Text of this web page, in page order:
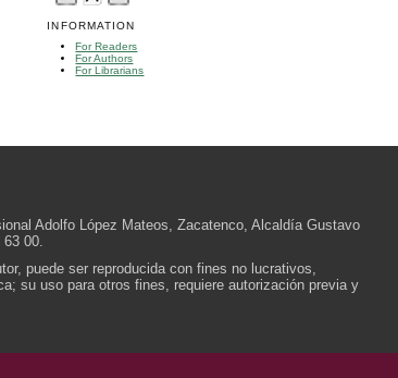
INFORMATION
For Readers
For Authors
For Librarians
Adolfo López Mateos, Zacatenco, Alcaldía Gustavo
00.
puede ser reproducida con fines no lucrativos,
su uso para otros fines, requiere autorización previa y